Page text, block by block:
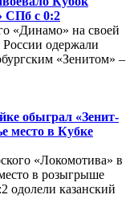
СПб с 0:2
«Динамо» на своей
одержали
«Зенитом» –
обыграл «Зенит-
место в Кубке
«Локомотива» в
в розыгрыше
одолели казанский